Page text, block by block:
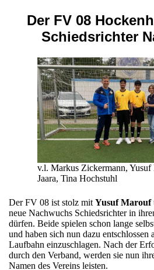
Der FV 08
Schiedsrichter
v.l. Markus Zickermann,
Jaara, Tina Hochstuhl
Der FV 08 ist stolz mit Yusuf Marouf
neue Nachwuchs Schiedsrichter in
dürfen. Beide spielen schon lange
und haben sich nun dazu entschlossen
Laufbahn einzuschlagen. Nach der
durch den Verband, werden sie nun
Namen des Vereins leisten.